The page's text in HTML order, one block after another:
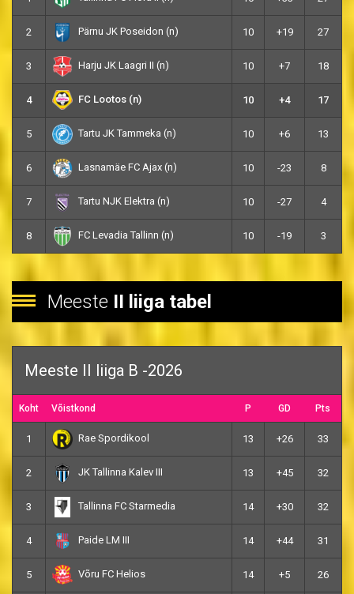
2 Pärnu JK Poseidon (n) 10 +19 27
3 Harju JK Laagri II (n) 10 +7 18
4 FC Lootos (n) 10 +4 17
5 Tartu JK Tammeka (n) 10 +6 13
6 Lasnamäe FC Ajax (n) 10 -23 8
7 Tartu NJK Elektra (n) 10 -27 4
8 FC Levadia Tallinn (n) 10 -19 3
Meeste II liiga tabel
Meeste II liiga B -2026
Koht Võistkond P GD Pts
1 Rae Spordikool 13 +26 33
2 JK Tallinna Kalev III 13 +45 32
3 Tallinna FC Starmedia 14 +30 32
4 Paide LM III 14 +44 31
5 Võru FC Helios 14 +5 26